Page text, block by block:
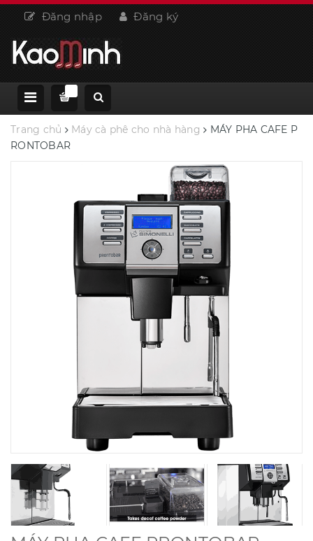
Đăng nhập Đăng ký
Trang chủ Máy cà phê cho nhà hàng
MÁY PHA CAFE P
RONTOBAR